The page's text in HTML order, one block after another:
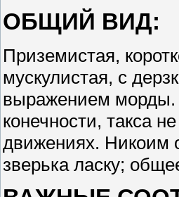
ОБЩИЙ ВИД:
Приземистая,
мускулистая, с
выражением морды.
конечности, такса
движениях. Никоим
зверька ласку;